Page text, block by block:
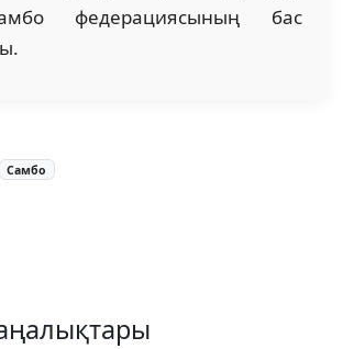
федерациясының бас
Самбо